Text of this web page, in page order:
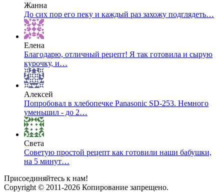
Жанна
До сих пор его пеку и каждый раз захожу подглядеть…
Елена
Благодарю, отличный рецепт! Я так готовила и сырую
курочку, и…
Алексей
Попробовал в хлебопечке Panasonic SD-253. Немного
уменьшил - до 2…
Света
Советую простой рецепт как готовили наши бабушки,
на 5 минут…
Присоединяйтесь к нам!
Copyright © 2011-2026 Копирование запрещено.